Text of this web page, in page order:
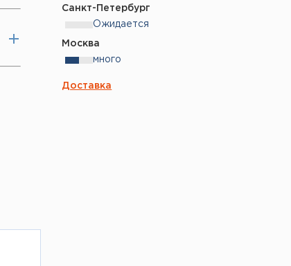
Санкт-Петербург
Ожидается
Москва
много
Доставка